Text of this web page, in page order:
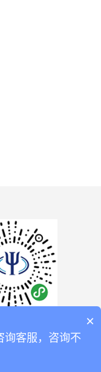
×
询客服，咨询不